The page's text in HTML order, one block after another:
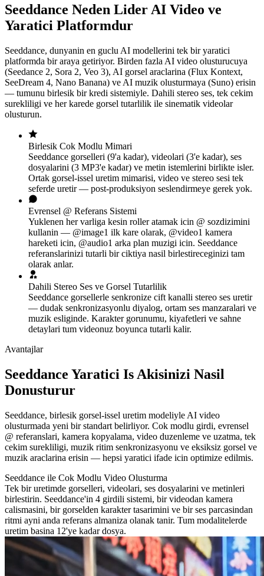
Seeddance Neden Lider AI Video ve
Yaratici Platformdur
Seeddance, dunyanin en guclu AI modellerini tek bir yaratici
platformda bir araya getiriyor. Birden fazla AI video olusturucuya
(Seedance 2, Sora 2, Veo 3), AI gorsel araclarina (Flux Kontext,
SeeDream 4, Nano Banana) ve AI muzik olusturmaya (Suno) erisin
— tumunu birlesik bir kredi sistemiyle. Dahili stereo ses, tek cekim
surekliligi ve her karede gorsel tutarlilik ile sinematik videolar
olusturun.
Birlesik Cok Modlu Mimari
Seeddance gorselleri (9'a kadar), videolari (3'e kadar), ses
dosyalarini (3 MP3'e kadar) ve metin istemlerini birlikte isler.
Ortak gorsel-issel uretim mimarisi, video ve stereo sesi tek
seferde uretir — post-produksiyon seslendirmeye gerek yok.
Evrensel @ Referans Sistemi
Yuklenen her varliga kesin roller atamak icin @ sozdizimini
kullanin — @image1 ilk kare olarak, @video1 kamera
hareketi icin, @audio1 arka plan muzigi icin. Seeddance
referanslarinizi tutarli bir ciktiya nasil birlestireceginizi tam
olarak anlar.
Dahili Stereo Ses ve Gorsel Tutarlilik
Seeddance gorsellerle senkronize cift kanalli stereo ses uretir
— dudak senkronizasyonlu diyalog, ortam ses manzaralari ve
muzik esliginde. Karakter gorunumu, kiyafetleri ve sahne
detaylari tum videonuz boyunca tutarli kalir.
Avantajlar
Seeddance Yaratici Is Akisinizi Nasil
Donusturur
Seeddance, birlesik gorsel-issel uretim modeliyle AI video
olusturmada yeni bir standart belirliyor. Cok modlu girdi, evrensel
@ referanslari, kamera kopyalama, video duzenleme ve uzatma, tek
cekim surekliligi, muzik ritim senkronizasyonu ve eksiksiz gorsel ve
muzik araclarina erisin — hepsi yaratici ifade icin optimize edilmis.
Seeddance ile Cok Modlu Video Olusturma
Tek bir uretimde gorselleri, videolari, ses dosyalarini ve metinleri
birlestirin. Seeddance'in 4 girdili sistemi, bir videodan kamera
calismasini, bir gorselden karakter tasarimini ve bir ses parcasindan
ritmi ayni anda referans almaniza olanak tanir. Tum modalitelerde
uretim basina 12'ye kadar dosya.